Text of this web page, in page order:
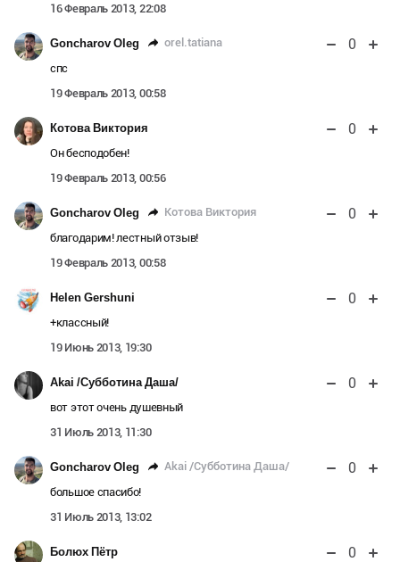
16 Февраль 2013, 22:08
Goncharov Oleg orel.tatiana 0
спс
19 Февраль 2013, 00:58
Котова Виктория 0
Он бесподобен!
19 Февраль 2013, 00:56
Goncharov Oleg Котова Виктория 0
благодарим! лестный отзыв!
19 Февраль 2013, 00:58
Helen Gershuni 0
+классный!
19 Июнь 2013, 19:30
Akai /Субботина Даша/ 0
вот этот очень душевный
31 Июль 2013, 11:30
Goncharov Oleg Akai /Субботина Даша/ 0
большое спасибо!
31 Июль 2013, 13:02
Болюх Пётр 0